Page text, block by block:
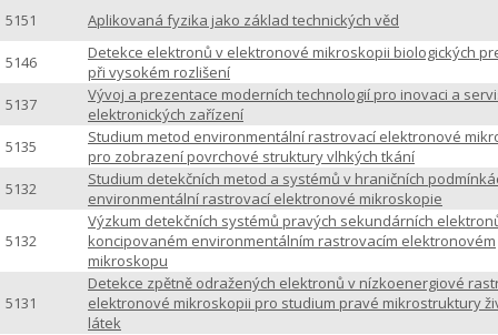
5151 Aplikovaná fyzika jako základ technických věd
5146
Detekce elektronů v elektronové mikroskopii biologických
při vysokém rozlišení
5137
Vývoj a prezentace moderních technologií pro inovaci a
elektronických zařízení
5135
Studium metod environmentální rastrovací elektronové
pro zobrazení povrchové struktury vlhkých tkání
5132
Studium detekčních metod a systémů v hraničních
environmentální rastrovací elektronové mikroskopie
5132
Výzkum detekčních systémů pravých sekundárních
koncipovaném environmentálním rastrovacím elektronovém
mikroskopu
5131
Detekce zpětně odražených elektronů v nízkoenergiové
elektronové mikroskopii pro studium pravé mikrostruktury
látek